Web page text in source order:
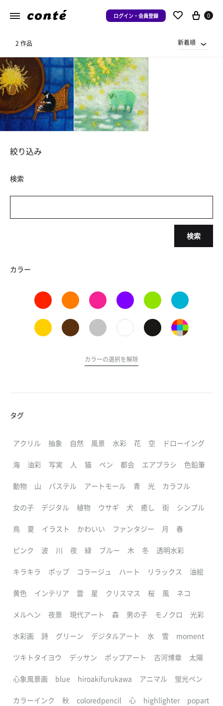
ログイン・会員登録 0
2 作品 新着順
絞り込み
検索
検索
カラー
カラーの選択を解除
タグ
アクリル 抽象 自然 風景 水彩 花 空 ドローイング
海 油彩 写実 人 猫 ペン 都会 エアブラシ 色鉛筆
動物 山 パステル アートモール 青 光 カラフル
女の子 デジタル 植物 ウサギ 犬 癒し 街 シンプル
鳥 夏 イラスト かわいい ファンタジー 月 春
ピンク 波 川 夜 緑 ブルー 木 冬 透明水彩
キラキラ ポップ コラージュ ハート リラックス 油絵
黄色 インテリア 雲 星 クリスマス 桜 風 ネコ
メルヘン 夜景 現代アート 森 男の子 モノクロ 光彩
水彩画 詩 グリーン デジタルアート 水 雪 moment
ツキトタイヨウ デッサン ポップアート 古河博章 太陽
心象風景画 blue hiroakifurukawa アニマル 蛍光ペン
カラーインク 秋 coloredpencil 心 highlighter popart